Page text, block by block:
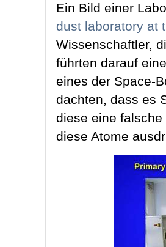
Ein Bild einer
dust laboratory at
Wissenschaftler,
führten darauf
eines der Space-
dachten, dass es
diese eine
diese Atome